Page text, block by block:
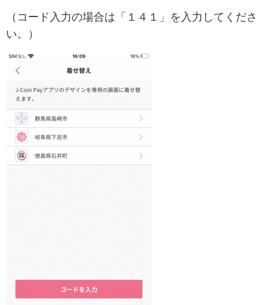
（コード入力の場合は「１４１」を入力してくださ
い。）